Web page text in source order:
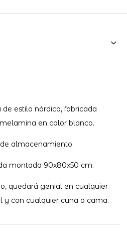
estilo nórdico, fabricada
en color blanco.
almacenamiento.
montada 90x80x50 cm.
quedará genial en cualquier
y con cualquier cuna o cama.